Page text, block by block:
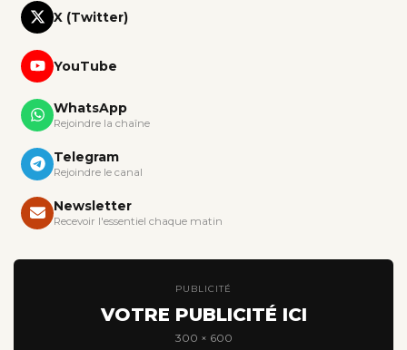
X (Twitter)
YouTube
WhatsApp
Rejoindre la chaîne
Telegram
Rejoindre le canal
Newsletter
Recevoir l'essentiel chaque matin
PUBLICITÉ
VOTRE PUBLICITÉ ICI
300 × 600